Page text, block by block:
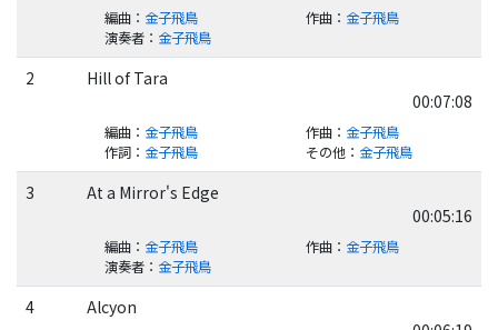
編曲： 金子飛鳥 作曲： 金子飛鳥
演奏者： 金子飛鳥
2
Hill of Tara
00:07:08
編曲： 金子飛鳥 作曲： 金子飛鳥
作詞： 金子飛鳥 その他： 金子飛鳥
3
At a Mirror's Edge
00:05:16
編曲： 金子飛鳥 作曲： 金子飛鳥
演奏者： 金子飛鳥
4
Alcyon